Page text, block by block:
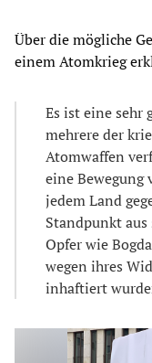
Über die mögliche
einem Atomkrieg
Es ist eine sehr
mehrere der
Atomwaffen
eine
jedem Land
Standpunkt
Opfer wie
wegen ihres
inhaftiert